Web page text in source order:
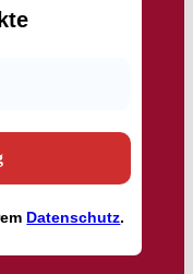
Datenschutz.